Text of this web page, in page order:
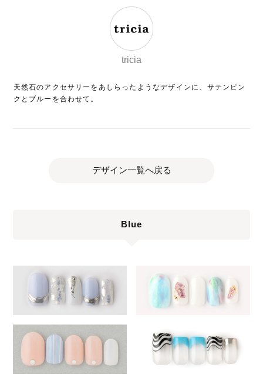
tricia
天然石のアクセサリーをあしらったようなデザインに、サテンピン
クとブルーを合わせて。
デザイン一覧へ戻る
Blue